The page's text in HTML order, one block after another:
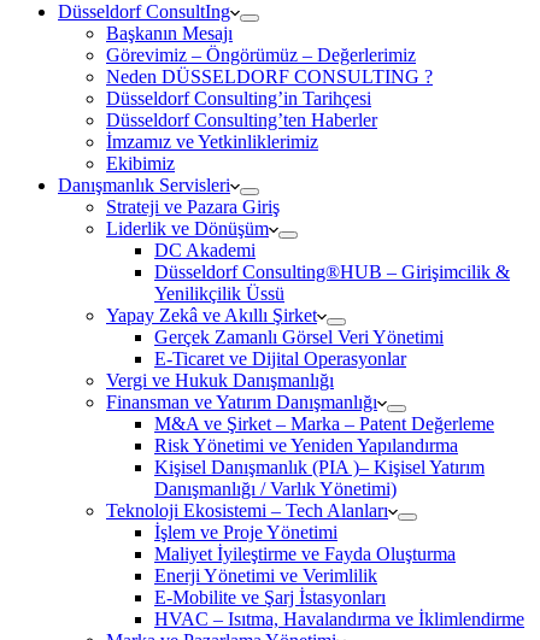
Düsseldorf ConsultIng
Başkanın Mesajı
Görevimiz – Öngörümüz – Değerlerimiz
Neden DÜSSELDORF CONSULTING ?
Düsseldorf Consulting’in Tarihçesi
Düsseldorf Consulting’ten Haberler
İmzamız ve Yetkinliklerimiz
Ekibimiz
Danışmanlık Servisleri
Strateji ve Pazara Giriş
Liderlik ve Dönüşüm
DC Akademi
Düsseldorf Consulting®HUB – Girişimcilik &
Yenilikçilik Üssü
Yapay Zekâ ve Akıllı Şirket
Gerçek Zamanlı Görsel Veri Yönetimi
E-Ticaret ve Dijital Operasyonlar
Vergi ve Hukuk Danışmanlığı
Finansman ve Yatırım Danışmanlığı
M&A ve Şirket – Marka – Patent Değerleme
Risk Yönetimi ve Yeniden Yapılandırma
Kişisel Danışmanlık (PIA )– Kişisel Yatırım
Danışmanlığı / Varlık Yönetimi)
Teknoloji Ekosistemi – Tech Alanları
İşlem ve Proje Yönetimi
Maliyet İyileştirme ve Fayda Oluşturma
Enerji Yönetimi ve Verimlilik
E-Mobilite ve Şarj İstasyonları
HVAC – Isıtma, Havalandırma ve İklimlendirme